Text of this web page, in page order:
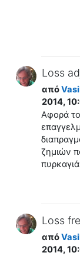
Loss
από
2014,
Αφορά
ζημιών
Loss
από
2014,